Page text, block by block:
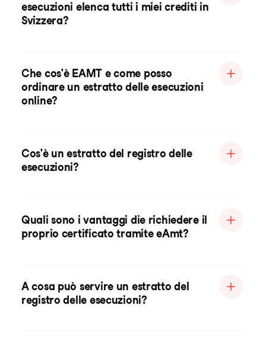
esecuzioni elenca tutti i miei crediti in
Svizzera?
Che cos'è EAMT e come posso
ordinare un estratto delle esecuzioni
online?
Cos'è un estratto del registro delle
esecuzioni?
Quali sono i vantaggi die richiedere il
proprio certificato tramite eAmt?
A cosa può servire un estratto del
registro delle esecuzioni?